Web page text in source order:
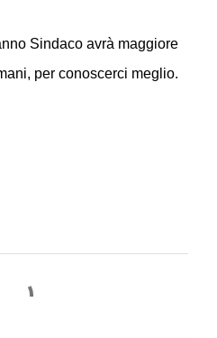
Sindaco avrà maggiore
per conoscerci meglio.